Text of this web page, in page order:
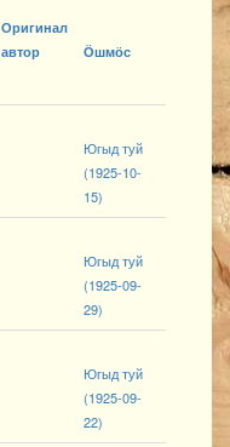
Оригинал
автор
Ӧшмӧс
Югыд туй
(1925-10-
15)
Югыд туй
(1925-09-
29)
Югыд туй
(1925-09-
22)